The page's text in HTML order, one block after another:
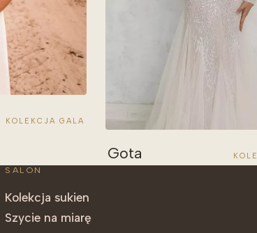
KOLEKCJA GALA
Gota
SALON
Kolekcja sukien
Szycie na miarę